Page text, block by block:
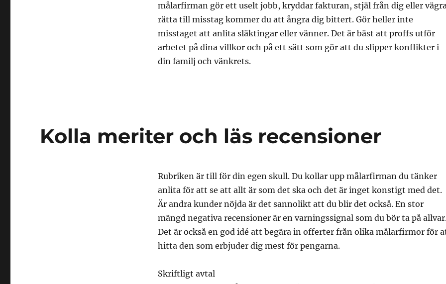
målarfirman gör ett uselt jobb, kryddar fakturan, stjäl från dig eller
rätta till misstag kommer du att ångra dig bittert. Gör heller inte
misstaget att anlita släktingar eller vänner. Det är bäst att proffs utför
arbetet på dina villkor och på ett sätt som gör att du slipper konflikter i
din familj och vänkrets.
Kolla meriter och läs recensioner
Rubriken är till för din egen skull. Du kollar upp målarfirman du tänker
anlita för att se att allt är som det ska och det är inget konstigt med det.
Är andra kunder nöjda är det sannolikt att du blir det också. En stor
mängd negativa recensioner är en varningssignal som du bör ta på
Det är också en god idé att begära in offerter från olika målarfirmor för
hitta den som erbjuder dig mest för pengarna.
Skriftligt avtal